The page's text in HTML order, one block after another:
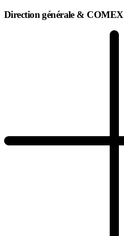
Direction générale & COMEX